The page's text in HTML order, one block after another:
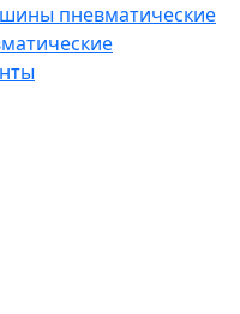
пневматические